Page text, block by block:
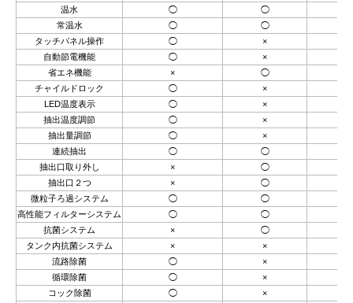
温水
◯ ◯
常温水
◯ ◯
タッチパネル操作
◯ ×
自動節電機能
◯ ×
省エネ機能
× ◯
チャイルドロック
◯ ×
LED温度表示
◯ ×
抽出温度調節
◯ ×
抽出量調節
◯ ×
連続抽出
◯ ◯
抽出口取り外し
× ◯
抽出口２つ
× ◯
微粒子ろ過システム
◯ ◯
高性能フィルターシステム
◯ ◯
抗菌システム
× ◯
タンク内抗菌システム
× ×
流路除菌
◯ ×
循環除菌
◯ ×
コック除菌
◯ ×